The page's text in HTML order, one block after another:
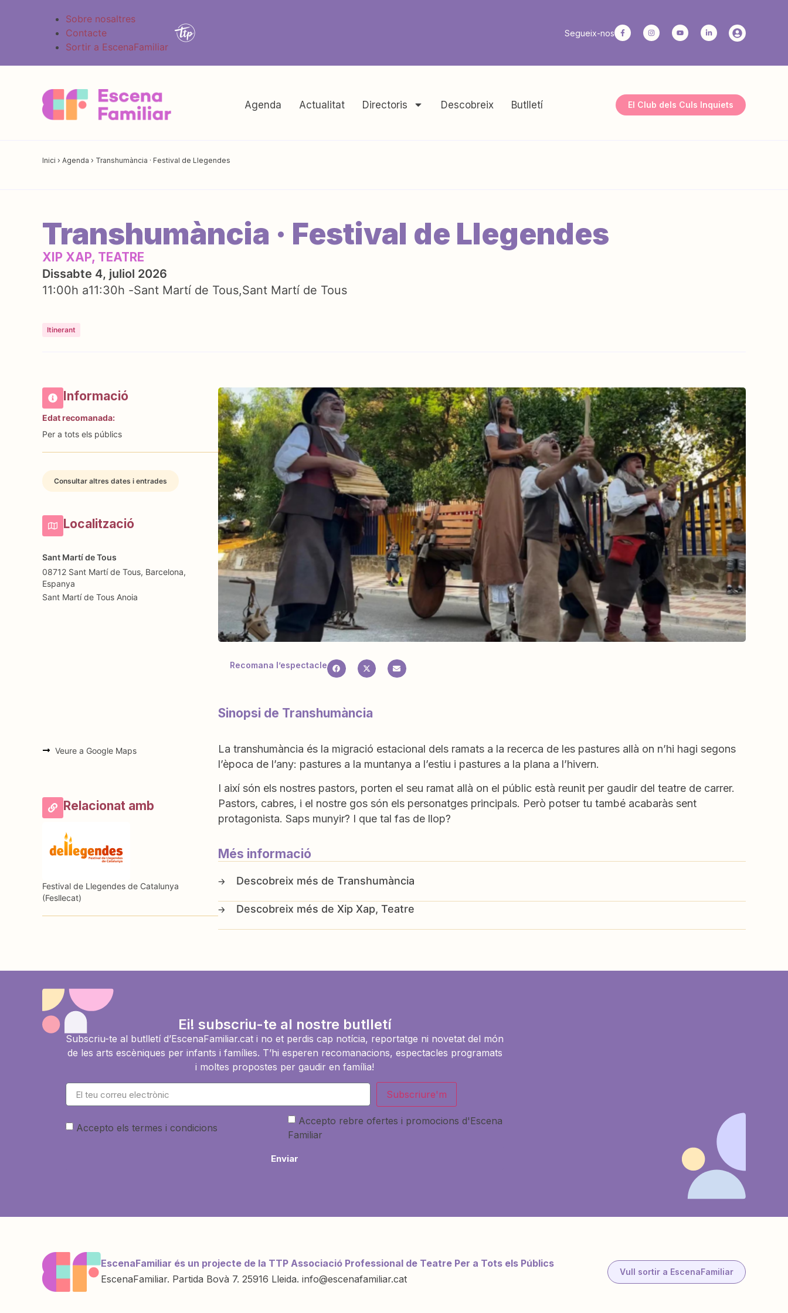
Sobre nosaltres
Contacte
Sortir a EscenaFamiliar
Segueix-nos
Agenda Actualitat Directoris Descobreix Butlletí El Club dels Culs Inquiets
Inici › Agenda › Transhumància · Festival de Llegendes
Transhumància · Festival de Llegendes
XIP XAP, TEATRE
Dissabte 4, juliol 2026
11:00h a11:30h -Sant Martí de Tous Sant Martí de Tous
Itinerant
Informació
Edat recomanada:
Per a tots els públics
Consultar altres dates i entrades
Localització
Sant Martí de Tous
08712 Sant Martí de Tous, Barcelona,
Espanya
Sant Martí de Tous Anoia
Veure a Google Maps
Relacionat amb
Festival de Llegendes de Catalunya
(Fesllecat)
Recomana l’espectacle
Sinopsi de Transhumància
La transhumància és la migració estacional dels ramats a la recerca de les pastures allà on n’hi hagi segons
l’època de l’any: pastures a la muntanya a l’estiu i pastures a la plana a l’hivern.
I així són els nostres pastors, porten el seu ramat allà on el públic està reunit per gaudir del teatre de carrer.
Pastors, cabres, i el nostre gos són els personatges principals. Però potser tu també acabaràs sent
protagonista. Saps munyir? I que tal fas de llop?
Més informació
Transhumància
Xip Xap, Teatre
Ei! subscriu-te al nostre butlletí
Subscriu-te al butlletí d’EscenaFamiliar.cat i no et perdis cap notícia, reportatge ni novetat del món
de les arts escèniques per infants i famílies. T’hi esperen recomanacions, espectacles programats
i moltes propostes per gaudir en família!
Subscriure'm
Accepto els termes i condicions
Accepto rebre ofertes i promocions d'Escena
Familiar
Enviar
EscenaFamiliar és un projecte de la TTP Associació Professional de Teatre Per a Tots els Públics
EscenaFamiliar. Partida Bovà 7. 25916 Lleida. info@escenafamiliar.cat
Vull sortir a EscenaFamiliar